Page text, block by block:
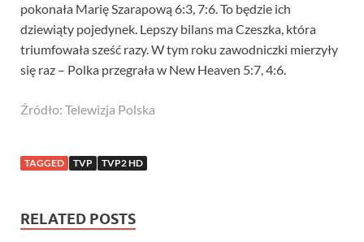
pokonała Marię Szarapową 6:3, 7:6. To będzie ich
dziewiąty pojedynek. Lepszy bilans ma Czeszka, która
triumfowała sześć razy. W tym roku zawodniczki mierzyły
się raz – Polka przegrała w New Heaven 5:7, 4:6.
Źródło: Telewizja Polska
TAGGED TVP TVP2 HD
RELATED POSTS